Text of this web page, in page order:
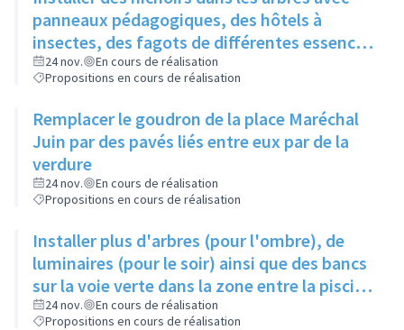
panneaux pédagogiques, des hôtels à
insectes, des fagots de différentes essences
pour stimuler la biodiversité sur la place du
Château à la Roue
24 nov.
En cours de réalisation
Propositions en cours de réalisation
Remplacer le goudron de la place Maréchal
Juin par des pavés liés entre eux par de la
verdure
24 nov.
En cours de réalisation
Propositions en cours de réalisation
Installer plus d'arbres (pour l'ombre), de
luminaires (pour le soir) ainsi que des bancs
sur la voie verte dans la zone entre la piscine
et la rue de l'Industrie
24 nov.
En cours de réalisation
Propositions en cours de réalisation